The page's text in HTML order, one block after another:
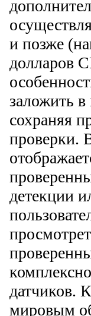
и позже
долларов
заложить
сохраняя
проверки.
детекции
датчиков.
мировым